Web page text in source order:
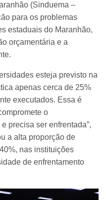
(Sinduema –
para os problemas
estaduais do Maranhão,
orçamentária e a
esteja previsto na
apenas cerca de 25%
executados. Essa é
o
precisa ser enfrentada”,
a alta proporção de
nas instituições
de enfrentamento